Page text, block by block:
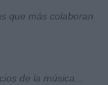
que más colaboran
de la música...